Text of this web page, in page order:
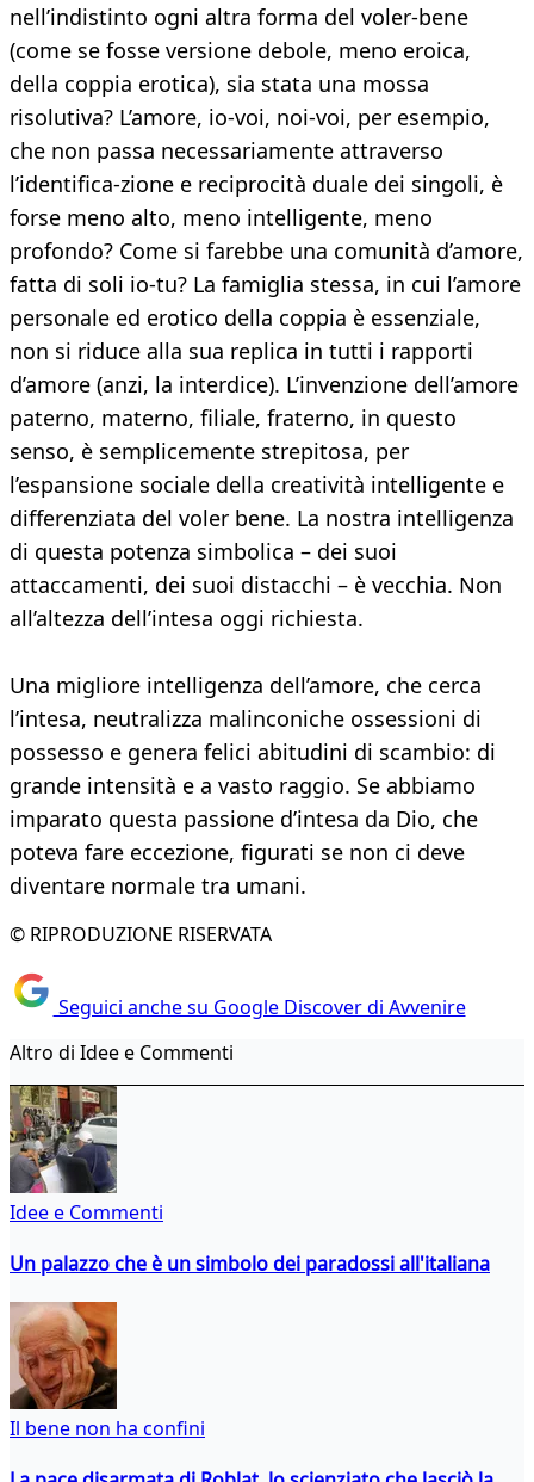
nell’indistinto ogni altra forma del voler-bene
(come se fosse versione debole, meno eroica,
della coppia erotica), sia stata una mossa
risolutiva? L’amore, io-voi, noi-voi, per esempio,
che non passa necessariamente attraverso
l’identifica-zione e reciprocità duale dei singoli, è
forse meno alto, meno intelligente, meno
profondo? Come si farebbe una comunità d’amore,
fatta di soli io-tu? La famiglia stessa, in cui l’amore
personale ed erotico della coppia è essenziale,
non si riduce alla sua replica in tutti i rapporti
d’amore (anzi, la interdice). L’invenzione dell’amore
paterno, materno, filiale, fraterno, in questo
senso, è semplicemente strepitosa, per
l’espansione sociale della creatività intelligente e
differenziata del voler bene. La nostra intelligenza
di questa potenza simbolica – dei suoi
attaccamenti, dei suoi distacchi – è vecchia. Non
all’altezza dell’intesa oggi richiesta.
Una migliore intelligenza dell’amore, che cerca
l’intesa, neutralizza malinconiche ossessioni di
possesso e genera felici abitudini di scambio: di
grande intensità e a vasto raggio. Se abbiamo
imparato questa passione d’intesa da Dio, che
poteva fare eccezione, figurati se non ci deve
diventare normale tra umani.
© RIPRODUZIONE RISERVATA
Seguici anche su Google Discover di Avvenire
Altro di Idee e Commenti
Idee e Commenti
Un palazzo che è un simbolo dei paradossi all'italiana
Il bene non ha confini